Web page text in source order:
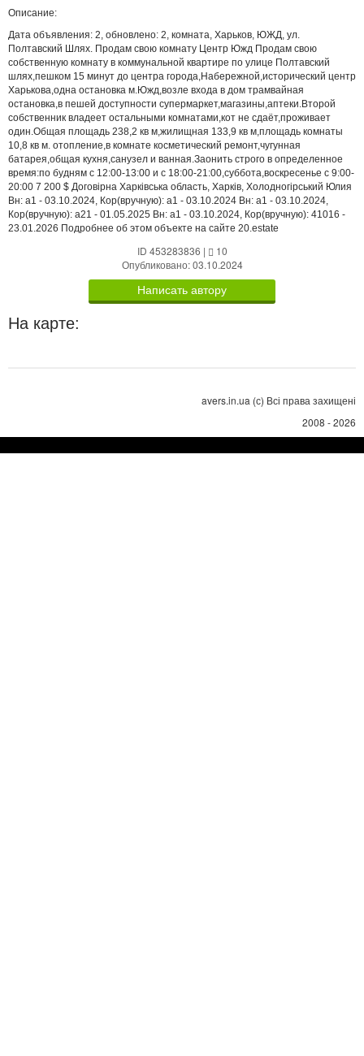
Описание:
Дата объявления: 2, обновлено: 2, комната, Харьков, ЮЖД, ул.
Полтавский Шлях. Продам свою комнату Центр Южд Продам свою
собственную комнату в коммунальной квартире по улице Полтавский
шлях,пешком 15 минут до центра города,Набережной,исторический центр
Харькова,одна остановка м.Южд,возле входа в дом трамвайная
остановка,в пешей доступности супермаркет,магазины,аптеки.Второй
собственник владеет остальными комнатами,кот не сдаёт,проживает
один.Общая площадь 238,2 кв м,жилищная 133,9 кв м,площадь комнаты
10,8 кв м. отопление,в комнате косметический ремонт,чугунная
батарея,общая кухня,санузел и ванная.Заонить строго в определенное
время:по будням с 12:00-13:00 и с 18:00-21:00,суббота,воскресенье с 9:00-
20:00 7 200 $ Договірна Харківська область, Харків, Холодногірський Юлия
Вн: a1 - 03.10.2024, Кор(вручную): a1 - 03.10.2024 Вн: a1 - 03.10.2024,
Кор(вручную): a21 - 01.05.2025 Вн: a1 - 03.10.2024, Кор(вручную): 41016 -
23.01.2026 Подробнее об этом объекте на сайте 20.estate
ID 453283836 |
10
Опубликовано: 03.10.2024
Написать автору
На карте:
avers.in.ua (с) Всі права захищені
2008 - 2026